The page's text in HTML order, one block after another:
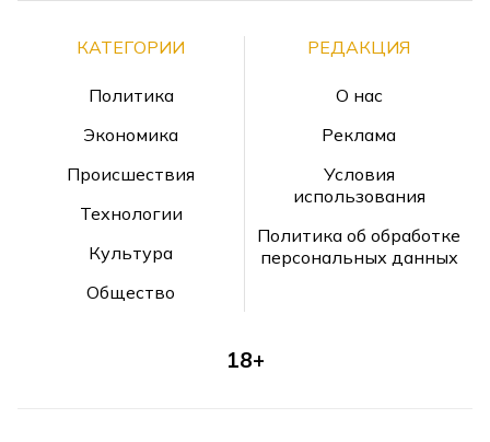
КАТЕГОРИИ
Политика
Экономика
Происшествия
Технологии
Культура
Общество
РЕДАКЦИЯ
О нас
Реклама
Условия
использования
Политика об обработке
персональных данных
18+